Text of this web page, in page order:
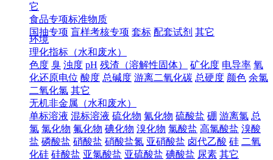
它
食品专项标准物质
国抽专项 盲样考核专项 套标 配套试剂 其它
环境
理化指标（水和废水）
色度 臭 浊度 pH 残渣（溶解性固体） 矿化度 电导率 氧
化还原电位 酸度 总碱度 游离二氧化碳 总硬度 颜色 余氯
二氧化氯 其它
无机非金属（水和废水）
单标溶液 混标溶液 硫化物 氰化物 硫酸盐 硼 游离氯 总
氯 氯化物 氟化物 碘化物 溴化物 氯酸盐 高氯酸盐 溴酸
盐 磷酸盐 硝酸盐 硝酸盐氮 亚硝酸盐 卤代乙酸 硅 二氧
化硅 硅酸盐 亚氯酸盐 亚硫酸盐 碘酸盐 尿素 其它